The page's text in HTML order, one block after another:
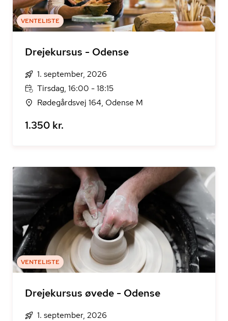
VENTELISTE
Drejekursus - Odense
1. september, 2026
Tirsdag, 16:00 - 18:15
Rødegårdsvej 164, Odense M
1.350 kr.
VENTELISTE
Drejekursus øvede - Odense
1. september, 2026